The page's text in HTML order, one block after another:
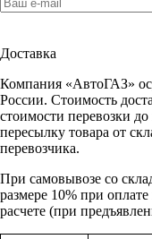
Доставка
Компания «АвтоГАЗ»
России. Стоимость
стоимости перевозки до
пересылку товара от
перевозчика.
При самовывозе со
размере 10% при
расчете (при